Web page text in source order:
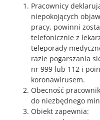
Pracownicy
niepokojących
pracy, powinni
telefonicznie z
teleporady
razie pogarszania
nr 999 lub 112 i
koronawirusem.
Obecność
do niezbędnego
Obiekt zapewnia: